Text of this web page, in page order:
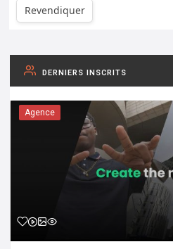
Revendiquer
DERNIERS INSCRITS
Agence